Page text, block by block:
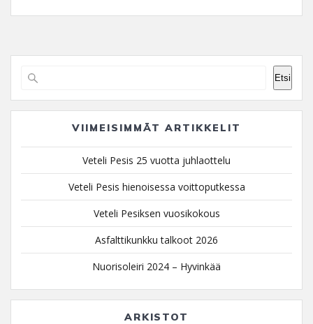
Etsi
VIIMEISIMMÄT ARTIKKELIT
Veteli Pesis 25 vuotta juhlaottelu
Veteli Pesis hienoisessa voittoputkessa
Veteli Pesiksen vuosikokous
Asfalttikunkku talkoot 2026
Nuorisoleiri 2024 – Hyvinkää
ARKISTOT